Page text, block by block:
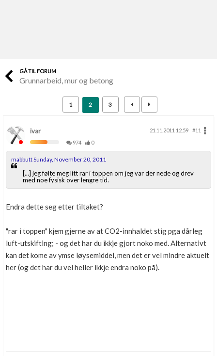
Finn håndverkere
Skaff dokumentasjon som mangler
Kundeservice
Få svar på det du lurer på
Kom i gang med Boligmappa
Boligmappa+
Få mer ut av Boligmappa
GÅ TIL FORUM
Grunnarbeid, mur og betong
1 2 3
ivar 21.11.2011 12.59
#11
974
0
mabbutt Sunday, November 20, 2011
[...] jeg følte meg litt rar i toppen om jeg var der nede og drev
med noe fysisk over lengre tid.
Endra dette seg etter tiltaket?
"rar i toppen" kjem gjerne av at CO2-innhaldet stig pga dårleg
luft-utskifting; - og det har du ikkje gjort noko med. Alternativt
kan det kome av ymse løysemiddel, men det er vel mindre aktuelt
her (og det har du vel heller ikkje endra noko på).